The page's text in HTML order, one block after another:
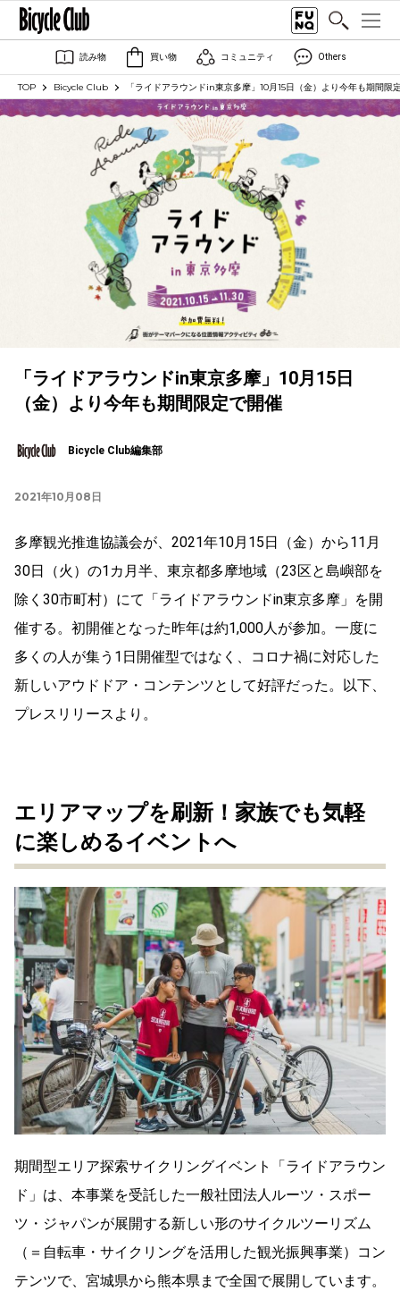
読み物 買い物 コミュニティ Others
TOP Bicycle Club 「ライドアラウンドin東京多摩」10月15日（金）より今年も期間限
「ライドアラウンドin東京多摩」10月15日
（金）より今年も期間限定で開催
Bicycle Club編集部
2021年10月08日
多摩観光推進協議会が、2021年10月15日（金）から11月
30日（火）の1カ月半、東京都多摩地域（23区と島嶼部を
除く30市町村）にて「ライドアラウンドin東京多摩」を開
催する。初開催となった昨年は約1,000人が参加。一度に
多くの人が集う1日開催型ではなく、コロナ禍に対応した
新しいアウドドア・コンテンツとして好評だった。以下、
プレスリリースより。
エリアマップを刷新！家族でも気軽
に楽しめるイベントへ
期間型エリア探索サイクリングイベント「ライドアラウン
ド」は、本事業を受託した一般社団法人ルーツ・スポー
ツ・ジャパンが展開する新しい形のサイクルツーリズム
（＝自転車・サイクリングを活用した観光振興事業）コン
テンツで、宮城県から熊本県まで全国で展開しています。